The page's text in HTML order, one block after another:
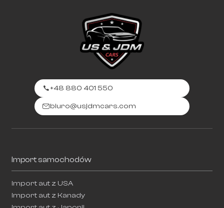
+48 880 401 550
biuro@usjdmcars.com
Import samochodów
Import aut z USA
Import aut z Kanady